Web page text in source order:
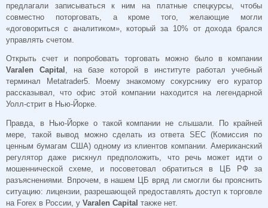
предлагали записываться к ним на платные спецкурсы, чтобы
совместно поторговать, а кроме того, желающие могли
«договориться с аналитиком», который за 10% от дохода брался
управлять счетом.
Открыть счет и попробовать торговать можно было в компании
Varalen Capital , на базе которой в институте работал учебный
терминал Metatrader5. Моему знакомому сокурснику его куратор
рассказывал, что офис этой компании находится на легендарной
Уолл-стрит в Нью-Йорке.
Правда, в Нью-Йорке о такой компании не слышали. По крайней
мере, такой вывод можно сделать из ответа SEC (Комиссия по
ценным бумагам США) одному из клиентов компании. Американский
регулятор даже рискнул предположить, что речь может идти о
мошеннической схеме, и посоветовал обратиться в ЦБ РФ за
разъяснениями. Впрочем, в нашем ЦБ вряд ли смогли бы прояснить
ситуацию: лицензии, разрешающей предоставлять доступ к торговле
на Forex в России, у Varalen Capital также нет.